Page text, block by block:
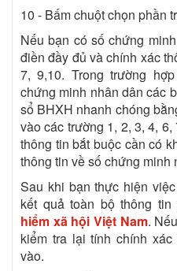
10 - Bấm chuột chọn phần
Nếu bạn có số chứng
điền đầy đủ và chính xác
7, 9,10. Trong trường
chứng minh nhân dân các
sổ BHXH nhanh chóng
vào các trường 1, 2, 3, 4,
thông tin bắt buộc cần có
thông tin về số chứng minh
Sau khi bạn thực hiện
kết quả toàn bộ thông
hiểm xã hội Việt Nam.
kiểm tra lại tính chính
vào.